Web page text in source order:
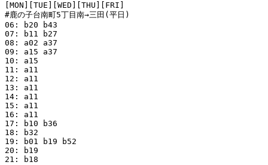
[MON][TUE][WED][THU][FRI]
#鹿の子台南町5丁目南→三田(平日)
06: b20 b43
07: b11 b27
08: a02 a37
09: a15 a37
10: a15
11: a11
12: a11
13: a11
14: a11
15: a11
16: a11
17: b10 b36
18: b32
19: b01 b19 b52
20: b19
21: b18